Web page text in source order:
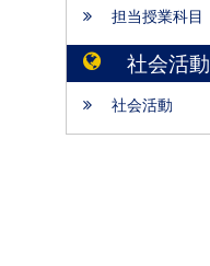
担当授業科目
社会活動
社会活動